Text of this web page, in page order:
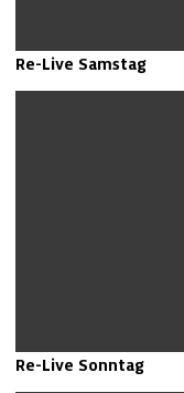
Re-Live Samstag
Re-Live Sonntag